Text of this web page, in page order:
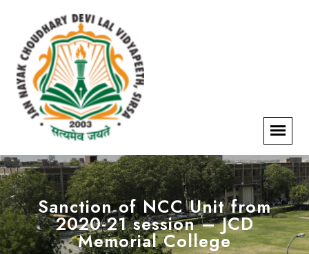
Sanction of NCC Unit from
2020-21 session – JCD
Memorial College